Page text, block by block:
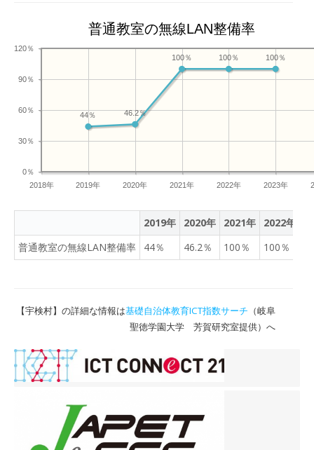
普通教室の無線LAN整備率
2018年 2019年 2020年 2021年 2022年 2023年
0％
30％
60％
90％
120％
100％
100％
100％
46.2％
44％
2019年 2020年 2021年 2022年
普通教室の無線LAN整備率
44％ 46.2％ 100％ 100％
【宇検村】の詳細な情報は基礎自治体教育ICT指数サーチ （岐阜
聖徳学園大学 芳賀研究室提供）へ